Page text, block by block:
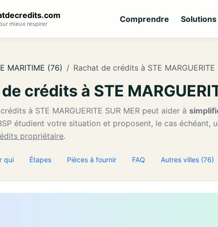
mieux respirer Comprendre Solutions
MARITIME (76) Rachat de crédits à STE MARGUERITE
crédits à STE
à STE MARGUERITE SUR MER peut aider à
étudient votre situation et proposent, le cas échéant,
propriétaire.
qui Étapes Pièces à fournir FAQ Autres villes (76)